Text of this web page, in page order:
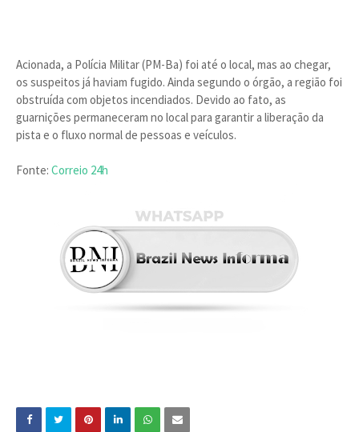
Acionada, a Polícia Militar (PM-Ba) foi até o local, mas ao chegar,
os suspeitos já haviam fugido. Ainda segundo o órgão, a região foi
obstruída com objetos incendiados. Devido ao fato, as
guarnições permaneceram no local para garantir a liberação da
pista e o fluxo normal de pessoas e veículos.
Fonte: Correio 24h